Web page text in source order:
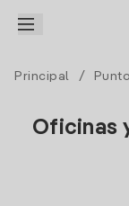
Principal /
Oficinas